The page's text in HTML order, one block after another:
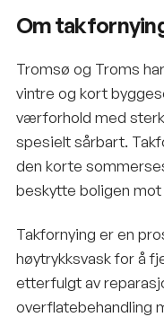
Om
Tromsø og Troms
vintre og kort
værforhold med
spesielt sårbart.
den korte
beskytte boligen
Takfornying er en
høytrykksvask for å
etterfulgt av
overflatebehandling